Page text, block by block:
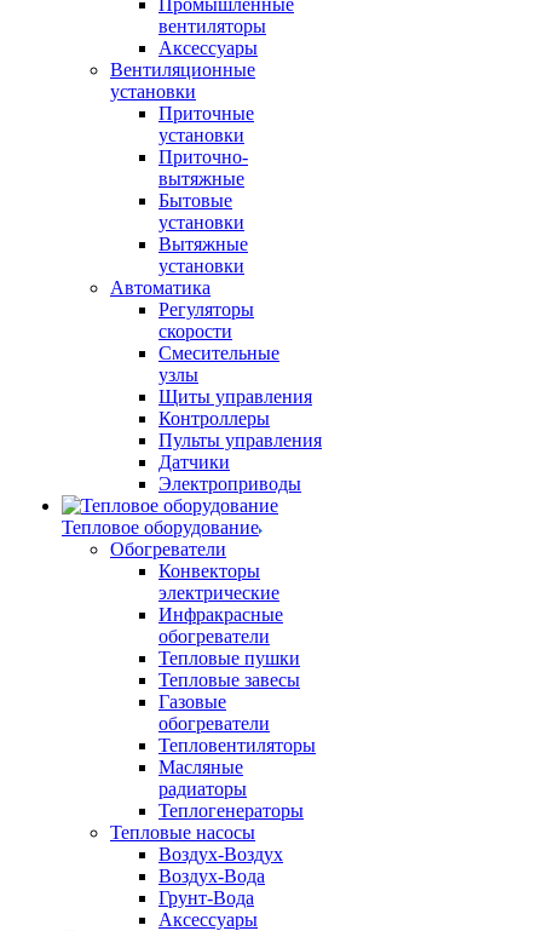
Промышленные
вентиляторы
Аксессуары
Вентиляционные
установки
Приточные
установки
Приточно-
вытяжные
Бытовые
установки
Вытяжные
установки
Автоматика
Регуляторы
скорости
Смесительные
узлы
Щиты управления
Контроллеры
Пульты управления
Датчики
Электроприводы
Тепловое оборудование
Обогреватели
Конвекторы
электрические
Инфракрасные
обогреватели
Тепловые пушки
Тепловые завесы
Газовые
обогреватели
Тепловентиляторы
Масляные
радиаторы
Теплогенераторы
Тепловые насосы
Воздух-Воздух
Воздух-Вода
Грунт-Вода
Аксессуары